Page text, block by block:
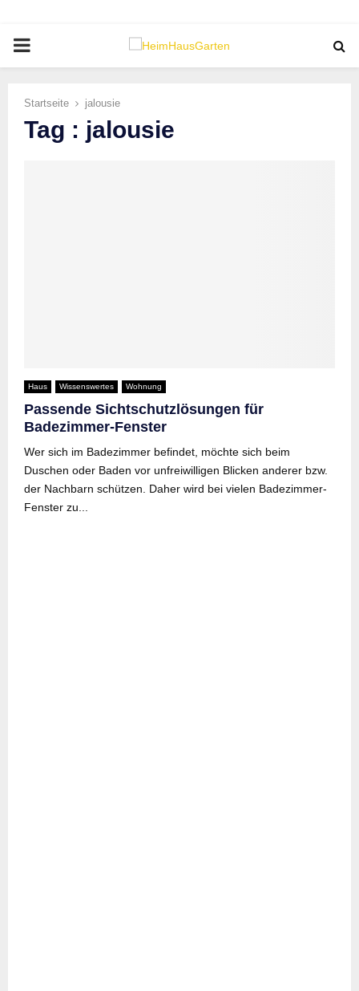
PRIMARY
Startseite jalousie
Tag : jalousie
Haus Wissenswertes Wohnung
Passende Sichtschutzlösungen für
Badezimmer-Fenster
Wer sich im Badezimmer befindet, möchte sich beim
Duschen oder Baden vor unfreiwilligen Blicken anderer bzw.
der Nachbarn schützen. Daher wird bei vielen Badezimmer-
Fenster zu...